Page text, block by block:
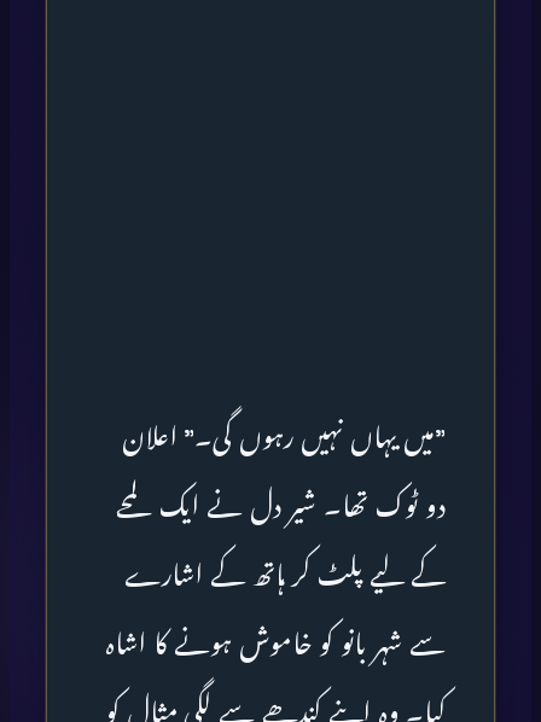
”میں یہاں نہیں رہوں گی۔” اعلان
دو ٹوک تھا۔ شیر دل نے ایک لمحے
کے لیے پلٹ کر ہاتھ کے اشارے
سے شہر بانو کو خاموش ہونے کا اشاہ
کیا۔ وہ اپنے کندھے سے لگی مثال کو